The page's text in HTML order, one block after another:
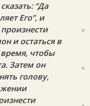
“Да
Его”, и
и остаться в
чтобы
Затем он
голову,